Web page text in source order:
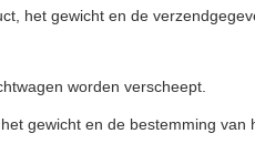
het gewicht en de
worden verscheept.
gewicht en de bestemming van